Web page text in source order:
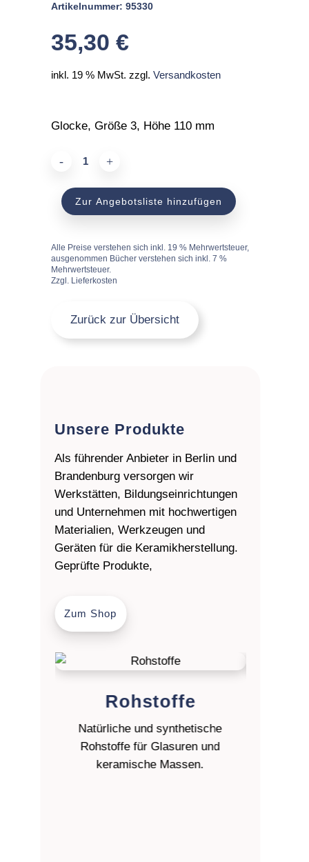
Artikelnummer: 95330
35,30 €
inkl. 19 % MwSt. zzgl. Versandkosten
Glocke, Größe 3, Höhe 110 mm
quantityZur Angebotsliste hinzufügen
Alle Preise verstehen sich inkl. 19 % Mehrwertsteuer,
ausgenommen Bücher verstehen sich inkl. 7 %
Mehrwertsteuer.
Zzgl. Lieferkosten
Zurück zur Übersicht
Unsere Produkte
Als führender Anbieter in Berlin und
Brandenburg versorgen wir
Werkstätten, Bildungseinrichtungen
und Unternehmen mit hochwertigen
Materialien, Werkzeugen und
Geräten für die Keramikherstellung.
Geprüfte Produkte,
Zum Shop
Rohstoffe
Natürliche und synthetische
Rohstoffe für Glasuren und
keramische Massen.